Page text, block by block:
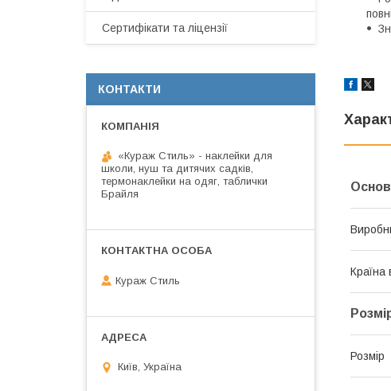
Країна
Розмір
Сертифікати та ліцензії
КОНТАКТИ
«Кураж Стиль» - наклейки для
школи, нуш та дитячих садків,
термонаклейки на одяг, таблички
Брайля
Кураж Стиль
Київ, Україна